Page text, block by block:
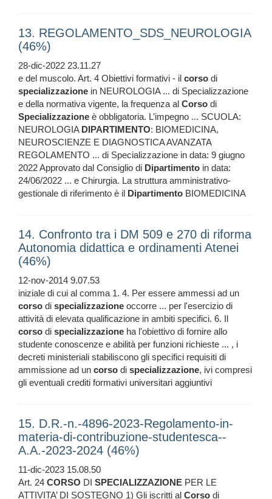
13. REGOLAMENTO_SDS_NEUROLOGIA
(46%)
28-dic-2022 23.11.27
e del muscolo. Art. 4 Obiettivi formativi - il corso di
specializzazione in NEUROLOGIA ... di Specializzazione
e della normativa vigente, la frequenza al Corso di
Specializzazione è obbligatoria. L’impegno ... SCUOLA:
NEUROLOGIA DIPARTIMENTO: BIOMEDICINA,
NEUROSCIENZE E DIAGNOSTICA AVANZATA
REGOLAMENTO ... di Specializzazione in data: 9 giugno
2022 Approvato dal Consiglio di Dipartimento in data:
24/06/2022 ... e Chirurgia. La struttura amministrativo-
gestionale di riferimento è il Dipartimento BIOMEDICINA
14. Confronto tra i DM 509 e 270 di riforma
Autonomia didattica e ordinamenti Atenei
(46%)
12-nov-2014 9.07.53
iniziale di cui al comma 1. 4. Per essere ammessi ad un
corso di specializzazione occorre ... per l'esercizio di
attività di elevata qualificazione in ambiti specifici. 6. Il
corso di specializzazione ha l'obiettivo di fornire allo
studente conoscenze e abilità per funzioni richieste ... , i
decreti ministeriali stabiliscono gli specifici requisiti di
ammissione ad un corso di specializzazione, ivi compresi
gli eventuali crediti formativi universitari aggiuntivi
15. D.R.-n.-4896-2023-Regolamento-in-
materia-di-contribuzione-studentesca--
A.A.-2023-2024 (46%)
11-dic-2023 15.08.50
Art. 24 CORSO DI SPECIALIZZAZIONE PER LE
ATTIVITA’ DI SOSTEGNO 1) Gli iscritti al Corso di